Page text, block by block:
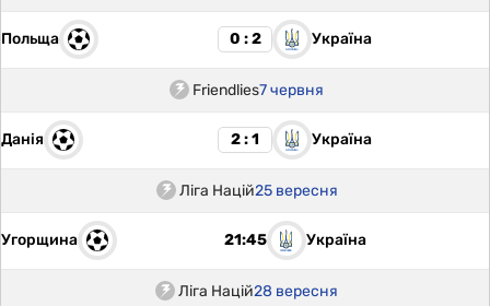
Польща 0 : 2 Україна
Friendlies7 червня
Данія 2 : 1 Україна
Ліга Націй25 вересня
Угорщина 21:45 Україна
Ліга Націй28 вересня